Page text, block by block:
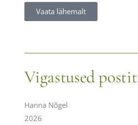
Vaata lähemalt
Vigastused
Hanna Nõgel
2026